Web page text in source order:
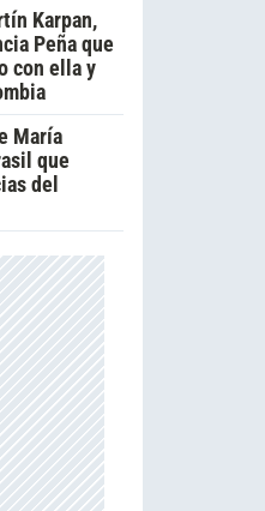
Karpan,
Peña que
con ella y
María
que
del